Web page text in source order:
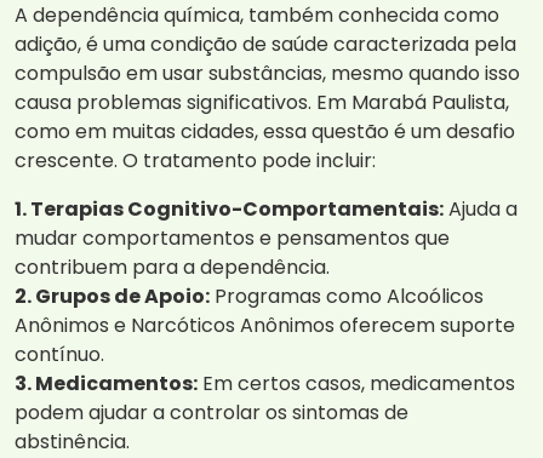
A dependência química, também conhecida como
adição, é uma condição de saúde caracterizada pela
compulsão em usar substâncias, mesmo quando isso
causa problemas significativos. Em Marabá Paulista,
como em muitas cidades, essa questão é um desafio
crescente. O tratamento pode incluir:
1. Terapias Cognitivo-Comportamentais:Ajuda a
mudar comportamentos e pensamentos que
contribuem para a dependência.
2. Grupos de Apoio: Programas como Alcoólicos
Anônimos e Narcóticos Anônimos oferecem suporte
contínuo.
3. Medicamentos: Em certos casos, medicamentos
podem ajudar a controlar os sintomas de
abstinência.